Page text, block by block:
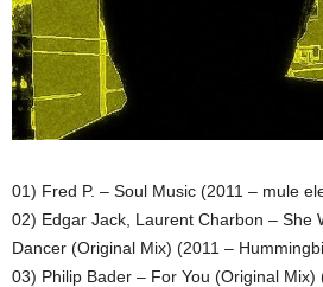
01) Fred P. – Soul Music (2011 – mule
02) Edgar Jack, Laurent Charbon – She
Dancer (Original Mix) (2011 –
03) Philip Bader – For You (Original Mix)